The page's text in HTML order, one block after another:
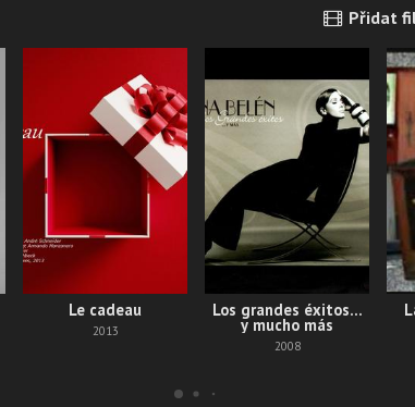
Přidat
Le cadeau
2013
Los grandes éxitos...
y mucho más
2008